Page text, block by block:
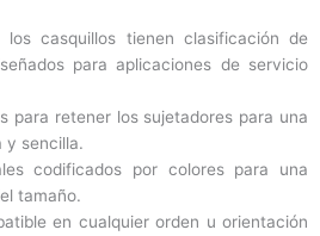
casquillos tienen clasificación de
para aplicaciones de servicio
para retener los sujetadores para una
y sencilla.
codificados por colores para una
tamaño.
en cualquier orden u orientación